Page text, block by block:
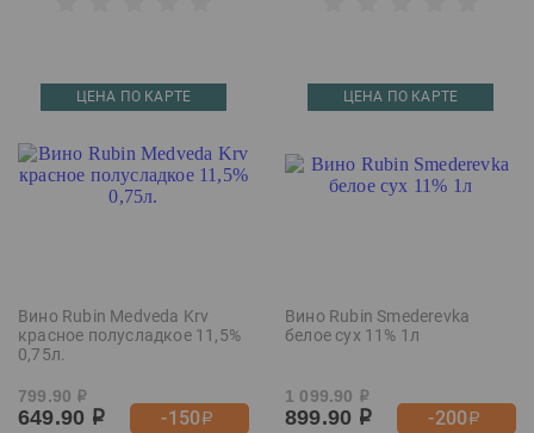
ЦЕНА ПО КАРТЕ
Вино Rubin Medveda Krv
красное полусладкое 11,5%
0,75л.
799.90 р
649.90 р -150р
ЦЕНА ПО КАРТЕ
Вино Rubin Smederevka
белое сух 11% 1л
1 099.90 р
899.90 р -200р